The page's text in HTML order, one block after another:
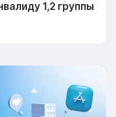
1,2 группы